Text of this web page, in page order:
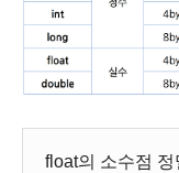
float의 소수점